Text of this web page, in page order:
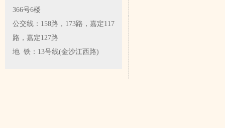
366号6楼
公交线：158路，173路，嘉定117
路，嘉定127路
地 铁：13号线(金沙江西路)